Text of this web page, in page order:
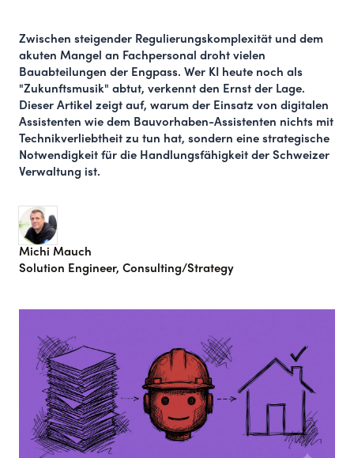
Zwischen steigender Regulierungskomplexität und dem
akuten Mangel an Fachpersonal droht vielen
Bauabteilungen der Engpass. Wer KI heute noch als
"Zukunftsmusik" abtut, verkennt den Ernst der Lage.
Dieser Artikel zeigt auf, warum der Einsatz von digitalen
Assistenten wie dem Bauvorhaben-Assistenten nichts mit
Technikverliebtheit zu tun hat, sondern eine strategische
Notwendigkeit für die Handlungsfähigkeit der Schweizer
Verwaltung ist.
Michi Mauch
Solution Engineer, Consulting/Strategy